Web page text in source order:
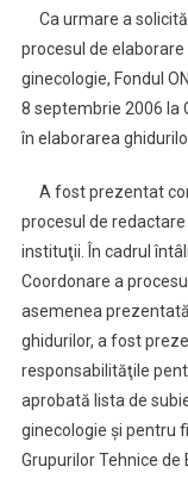
Ca urmare a
procesul de
ginecologie, Fondul
8 septembrie 2006 la
în elaborarea
A fost prezentat
procesul de
instituţii. În cadrul
Coordonare a
asemenea
ghidurilor, a fost
responsabilităţile
aprobată lista de
ginecologie şi pentru
Grupurilor Tehnice de